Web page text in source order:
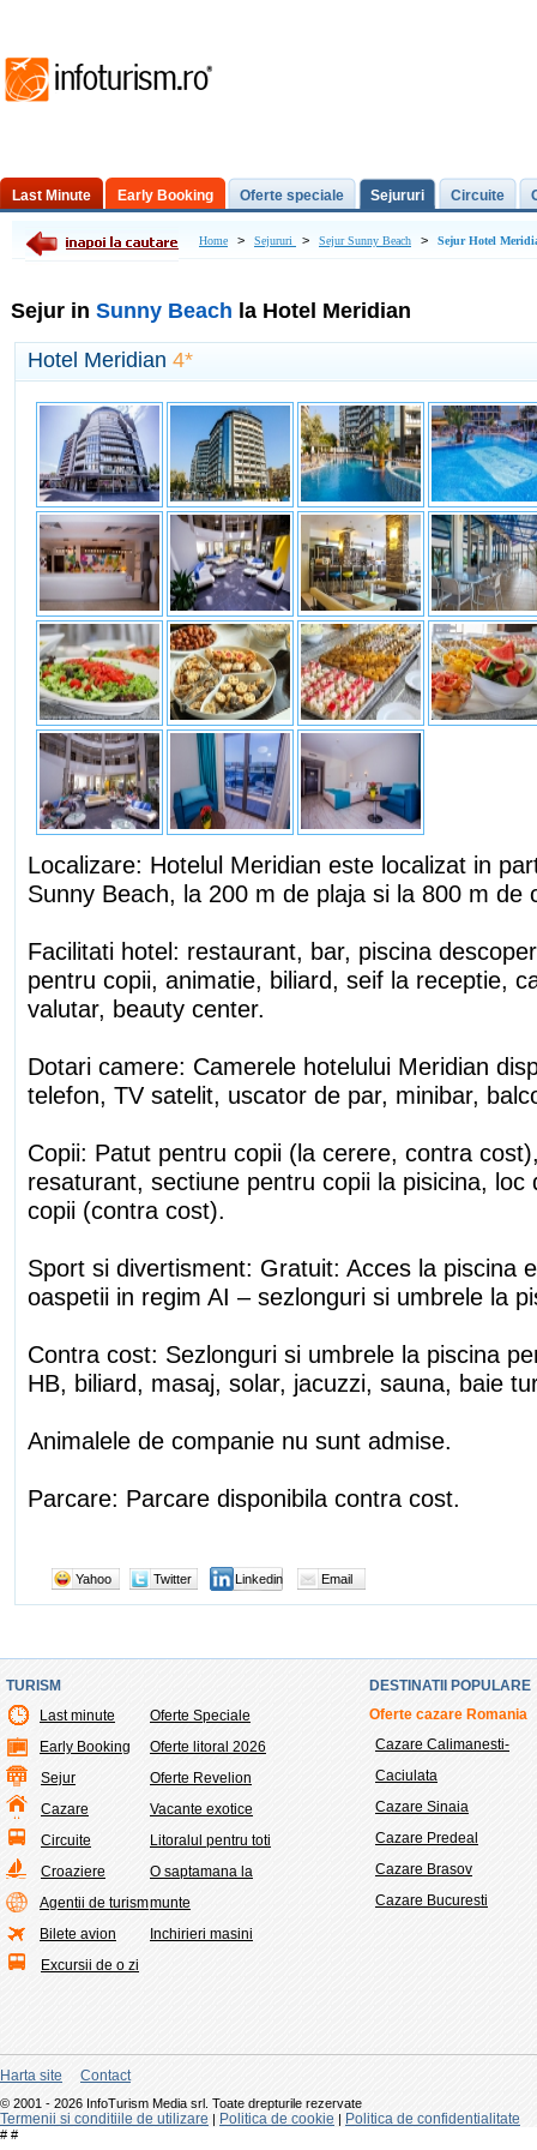
Last Minute Early Booking Oferte speciale Sejururi Circuite
Excursii de o zi Home > Sejururi > Sejur Sunny Beach > Sejur Hotel
Sejur in Sunny Beach la Hotel Meridian
Hotel Meridian 4*
Localizare: Hotelul Meridian este localizat in
Sunny Beach, la 200 m de plaja si la 800 m de
Facilitati hotel: restaurant, bar, piscina
pentru copii, animatie, biliard, seif la receptie,
valutar, beauty center.
Dotari camere: Camerele hotelului Meridian
telefon, TV satelit, uscator de par, minibar,
Copii: Patut pentru copii (la cerere, contra
resaturant, sectiune pentru copii la pisicina, loc
copii (contra cost).
Sport si divertisment: Gratuit: Acces la piscina
oaspetii in regim AI – sezlonguri si umbrele la
Contra cost: Sezlonguri si umbrele la piscina
HB, biliard, masaj, solar, jacuzzi, sauna, baie
Animalele de companie nu sunt admise.
Parcare: Parcare disponibila contra cost.
Yahoo Twitter Linkedin Email
TURISM
Last minute
Early Booking
Sejur
Cazare
Circuite
Croaziere
Agentii de turism
Bilete avion
Excursii de o zi
Oferte Speciale
Oferte litoral 2026
Oferte Revelion
Vacante exotice
Litoralul pentru toti
O saptamana la
munte
Inchirieri masini
DESTINATII POPULARE
Oferte cazare Romania
Cazare Calimanesti-
Caciulata
Cazare Sinaia
Cazare Predeal
Cazare Brasov
Cazare Bucuresti
Harta site Contact
© 2001 - 2026 InfoTurism Media srl. Toate drepturile rezervate
Termenii si conditiile de utilizare | Politica de cookie | Politica de confidentialitate
# #